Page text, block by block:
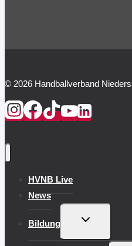
© 2026 Handballverband
HVNB Live
News
Bildung
UNTERMENÜ